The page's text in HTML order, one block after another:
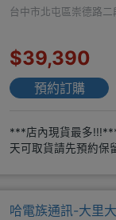
台中市北屯區崇德路二
$39,390
預約訂購
***店內現貨最多
天可取貨請先預約保
哈電族通訊-大里